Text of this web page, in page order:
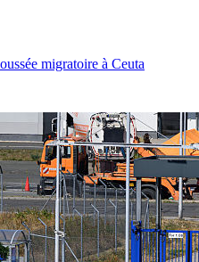
migratoire à Ceuta